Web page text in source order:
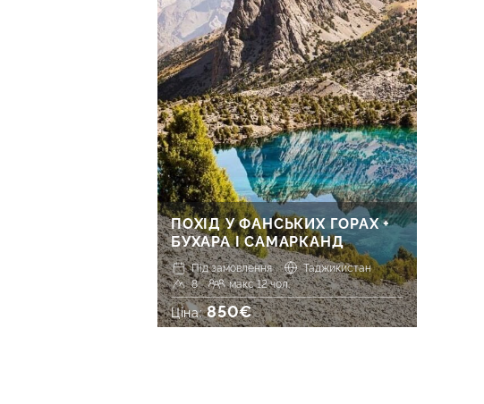
ПОХІД У ФАНСЬКИХ ГОРАХ +
БУХАРА І САМАРКАНД
Під замовлення
Таджикистан
8
макс 12 чол.
Ціна:850€